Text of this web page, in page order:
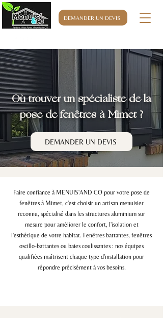
DEMANDER UN DEVIS
Où trouver un spécialiste de la
pose de fenêtres à Mimet ?
DEMANDER UN DEVIS
Faire confiance à MENUIS'AND CO pour votre pose de
fenêtres à Mimet, c'est choisir un artisan menuisier
reconnu, spécialisé dans les structures aluminium sur
mesure pour améliorer le confort, l'isolation et
l'esthétique de votre habitat. Fenêtres battantes, fenêtres
oscillo-battantes ou baies coulissantes : nos équipes
qualifiées maîtrisent chaque type d'installation pour
répondre précisément à vos besoins.